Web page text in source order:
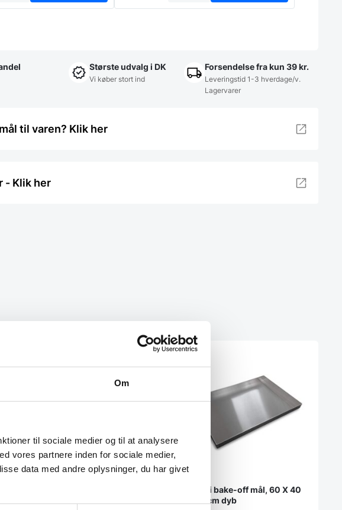
Om
til sociale medier og til at analysere
vores partnere inden for sociale medier,
data med andre oplysninger, du har givet
Største udvalg i DK
Vi køber stort ind
Forsendelse fra kun 39 kr.
Leveringstid 1-3 hverdage/v.
Lagervarer
til varen? Klik her
- Klik her
Bakke i bake-off mål, 60 X 40
cm, 4 cm dyb